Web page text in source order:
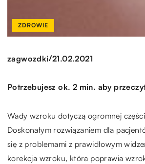
ZDROWIE
zagwozdki/21.02.2021
Potrzebujesz ok. 2 min. aby
Wady wzroku dotyczą ogromnej
Doskonałym rozwiązaniem dla
się z problemami z prawidłowym
korekcja wzroku, która poprawia